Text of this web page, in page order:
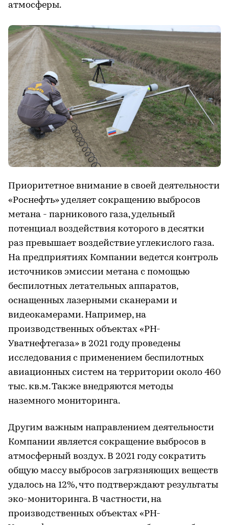
атмосферы.
Приоритетное внимание в своей деятельности
«Роснефть» уделяет сокращению выбросов
метана - парникового газа, удельный
потенциал воздействия которого в десятки
раз превышает воздействие углекислого газа.
На предприятиях Компании ведется контроль
источников эмиссии метана с помощью
беспилотных летательных аппаратов,
оснащенных лазерными сканерами и
видеокамерами. Например, на
производственных объектах «РН-
Уватнефтегаза» в 2021 году проведены
исследования с применением беспилотных
авиационных систем на территории около 460
тыс. кв.м. Также внедряются методы
наземного мониторинга.
Другим важным направлением деятельности
Компании является сокращение выбросов в
атмосферный воздух. В 2021 году сократить
общую массу выбросов загрязняющих веществ
удалось на 12%, что подтверждают результаты
эко-мониторинга. В частности, на
производственных объектах «РН-